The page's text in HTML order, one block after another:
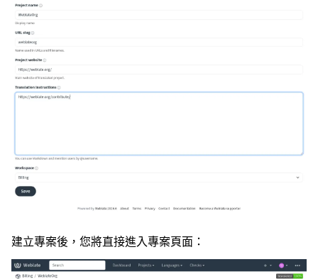
建立專案後，您將直接進入專案頁面：